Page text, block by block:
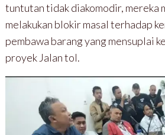
tuntutan tidak diakomodir, mereka
melakukan blokir masal terhadap
pembawa barang yang mensuplai
proyek Jalan tol.